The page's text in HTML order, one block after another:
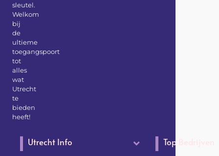
sleutel.
Welkom
bij
de
ultieme
toegangspoort
tot
alles
wat
Utrecht
te
bieden
heeft!
Utrecht Info Top Bedrijven